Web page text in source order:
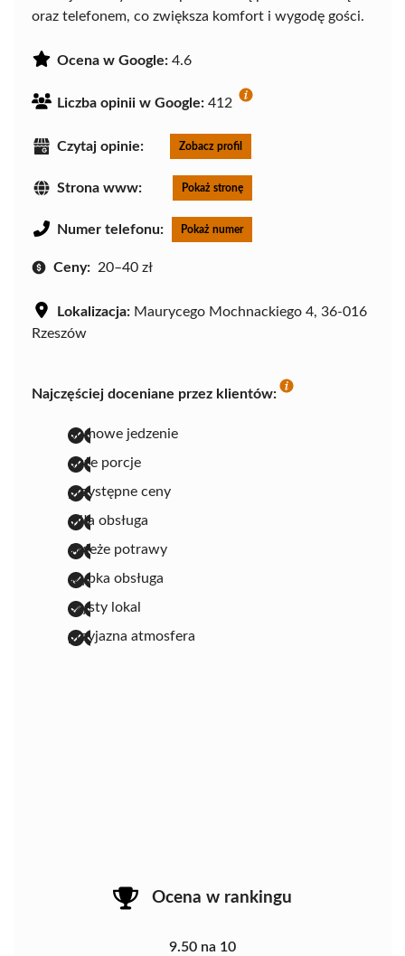
oraz telefonem, co zwiększa komfort i wygodę gości.
Ocena w Google: 4.6
Liczba opinii w Google: 412
Czytaj opinie: Zobacz profil
Strona www: Pokaż stronę
Numer telefonu: Pokaż numer
Ceny: 20–40 zł
Lokalizacja: Maurycego Mochnackiego 4, 36-016
Rzeszów
Najczęściej doceniane przez klientów:
domowe jedzenie
duże porcje
przystępne ceny
miła obsługa
świeże potrawy
szybka obsługa
czysty lokal
przyjazna atmosfera
Ocena w rankingu
9.50 na 10